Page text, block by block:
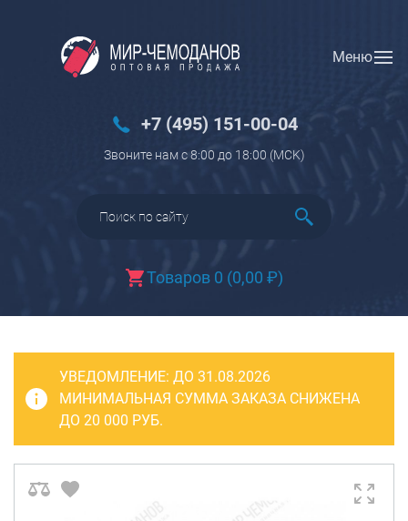
Меню
+7 (495) 151-00-04
Звоните нам с 8:00 до 18:00 (МCK)
Товаров 0 (0,00 ₽)
Вход Регистрация
Багаж
Чемоданы
Чемоданы детские
Пилоты на колесах
Рюкзаки детские для детских
Бьюти-кейсы
САКВОЯЖИ
РАСПРОДАЖА
УВЕДОМЛЕНИЕ: ДО 31.08.2026
МИНИМАЛЬНАЯ СУММА ЗАКАЗА СНИЖЕНА
ДО 20 000 РУБ.